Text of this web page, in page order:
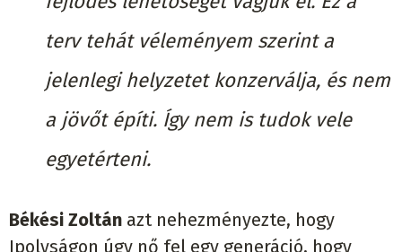
terv tehát véleményem szerint a
jelenlegi helyzetet konzerválja, és nem
a jövőt építi. Így nem is tudok vele
egyetérteni.
Békési Zoltán azt nehezményezte, hogy
Ipolyságon úgy nő fel egy generáció, hogy